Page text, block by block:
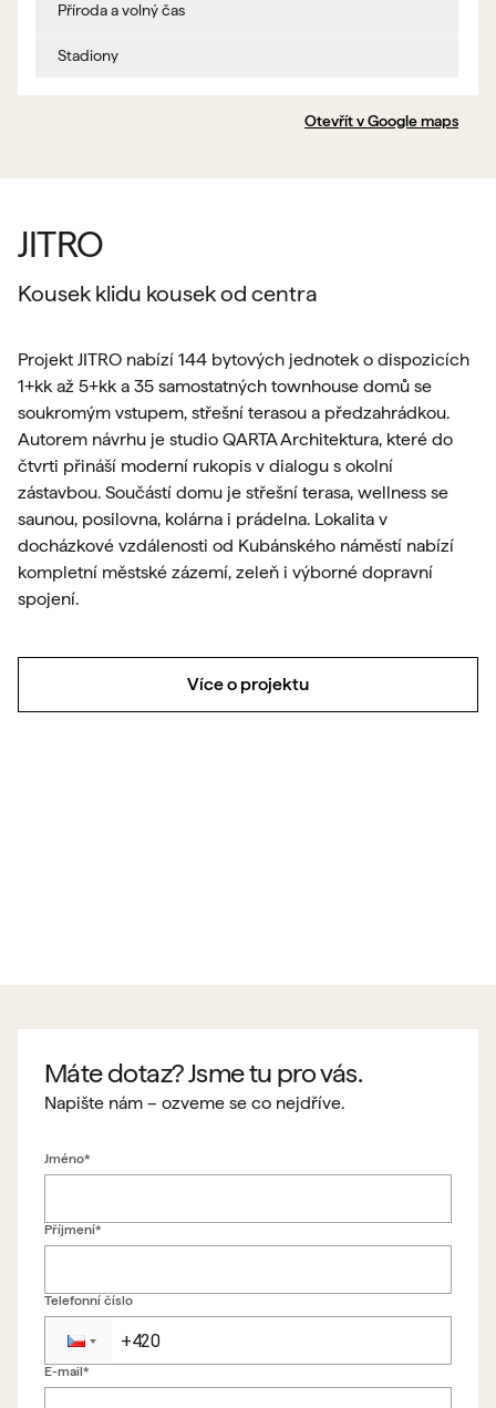
Příroda a volný čas
Stadiony
Otevřít v Google maps
JITRO
Kousek klidu kousek od centra
Projekt JITRO nabízí 144 bytových jednotek o dispozicích
1+kk až 5+kk a 35 samostatných townhouse domů se
soukromým vstupem, střešní terasou a předzahrádkou.
Autorem návrhu je studio QARTA Architektura, které do
čtvrti přináší moderní rukopis v dialogu s okolní
zástavbou. Součástí domu je střešní terasa, wellness se
saunou, posilovna, kolárna i prádelna. Lokalita v
docházkové vzdálenosti od Kubánského náměstí nabízí
kompletní městské zázemí, zeleň i výborné dopravní
spojení.
Více o projektu
Máte dotaz? Jsme tu pro vás.
Napište nám – ozveme se co nejdříve.
Zpět na formulář
Jméno*
Příjmení*
Telefonní číslo
E-mail*